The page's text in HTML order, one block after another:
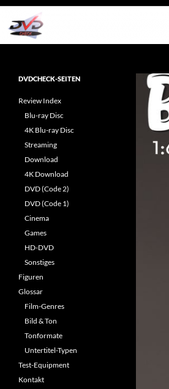
Zum
Inhalt
springen
Reviews rund ums Heimkino &
DVDCHECK-SEITEN
Review Index
Blu-ray Disc
4K Blu-ray Disc
Streaming
Download
4K Download
DVD (Code 2)
DVD (Code 1)
Cinema
Games
HD-DVD
Sonstiges
Figuren
Glossar
Film-Genres
Bild & Ton
Tonformate
Untertitel-Typen
Test-Equipment
Kontakt